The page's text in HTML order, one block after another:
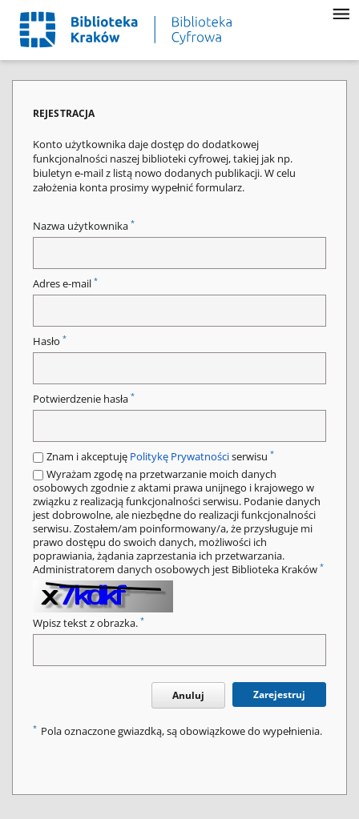
REJESTRACJA
Konto użytkownika daje dostęp do dodatkowej
funkcjonalności naszej biblioteki cyfrowej, takiej jak np.
biuletyn e-mail z listą nowo dodanych publikacji. W celu
założenia konta prosimy wypełnić formularz.
Nazwa użytkownika *
Adres e-mail *
Hasło *
Potwierdzenie hasła *
Znam i akceptuję Politykę Prywatnościserwisu *
Wyrażam zgodę na przetwarzanie moich danych
osobowych zgodnie z aktami prawa unijnego i krajowego w
związku z realizacją funkcjonalności serwisu. Podanie danych
jest dobrowolne, ale niezbędne do realizacji funkcjonalności
serwisu. Zostałem/am poinformowany/a, że przysługuje mi
prawo dostępu do swoich danych, możliwości ich
poprawiania, żądania zaprzestania ich przetwarzania.
Administratorem danych osobowych jest Biblioteka Kraków *
Wpisz tekst z obrazka. *
Anuluj Zarejestruj
* Pola oznaczone gwiazdką, są obowiązkowe do wypełnienia.